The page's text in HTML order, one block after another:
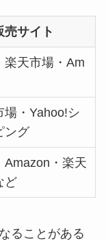
売サイト
楽天市場・Am
場・Yahoo!シ
ング
Amazon・楽天
ど
ることがある